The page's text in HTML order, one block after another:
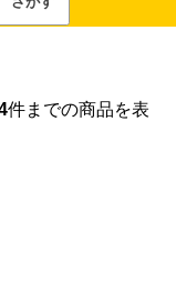
件までの商品を表